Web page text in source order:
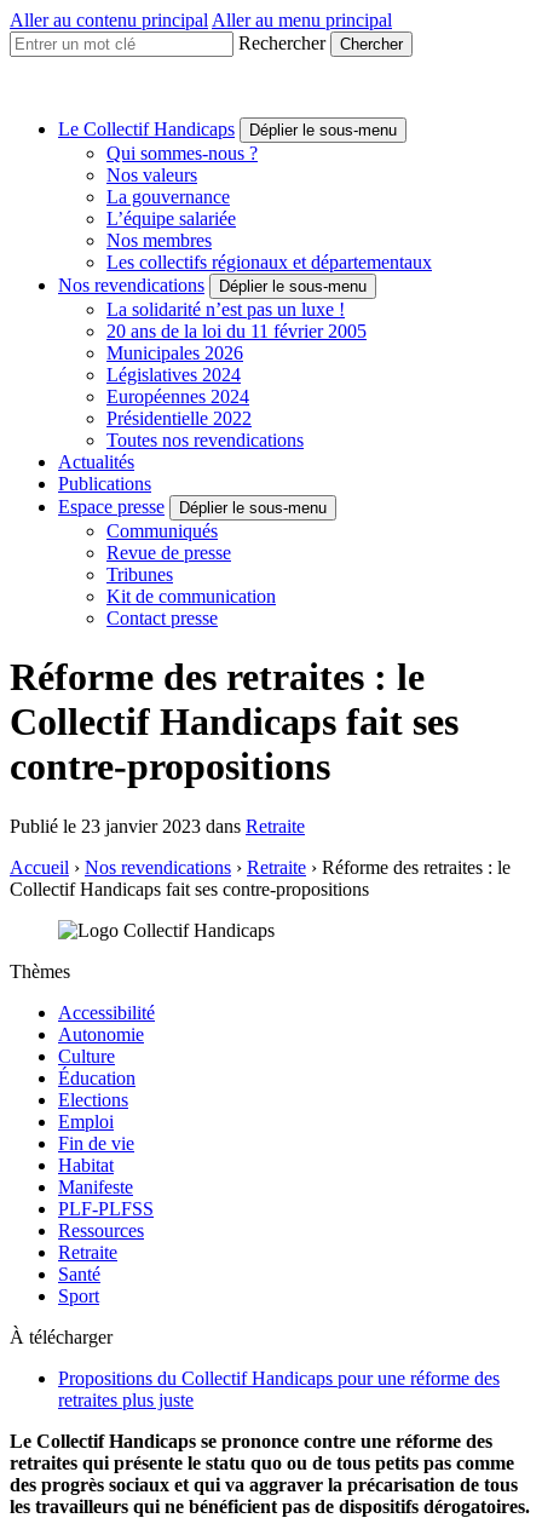
Aller au contenu principal Aller au menu principal
Rechercher
Une
Le Collectif Handicaps Déplier le sous-menu
Qui sommes-nous ?
Nos valeurs
La gouvernance
L’équipe salariée
Nos membres
Les collectifs régionaux et départementaux
Nos revendications
Déplier le sous-menu
La solidarité n’est pas un luxe !
20 ans de la loi du 11 février 2005
Municipales 2026
Législatives 2024
Européennes 2024
Présidentielle 2022
Toutes nos revendications
Actualités
Publications
Espace presse
Déplier le sous-menu
Communiqués
Revue de presse
Tribunes
Kit de communication
Contact presse
Réforme des retraites : le
Collectif Handicaps fait ses
contre-propositions
Publié le 23 janvier 2023 dans Retraite
Accueil › Nos revendications › Retraite › Réforme des retraites : le
Collectif Handicaps fait ses contre-propositions
Thèmes
Accessibilité
Autonomie
Culture
Éducation
Elections
Emploi
Fin de vie
Habitat
Manifeste
PLF-PLFSS
Ressources
Retraite
Santé
Sport
À télécharger
Propositions du Collectif Handicaps pour une réforme des
retraites plus juste
Le Collectif Handicaps se prononce contre une réforme des
retraites qui présente le statu quo ou de tous petits pas comme
des progrès sociaux et qui va aggraver la précarisation de tous
les travailleurs qui ne bénéficient pas de dispositifs dérogatoires.